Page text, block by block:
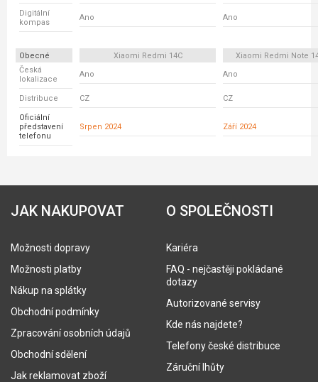
Digitální
kompas
Ano Ano
Obecné Xiaomi Redmi 14C
Xiaomi Redmi Note
Česká
lokalizace
Ano Ano
Distribuce CZ CZ
Oficiální
představení
telefonu
Srpen 2024 Září 2024
JAK NAKUPOVAT
Možnosti dopravy
Možnosti platby
Nákup na splátky
Obchodní podmínky
Zpracování osobních údajů
Obchodní sdělení
Jak reklamovat zboží
O SPOLEČNOSTI
Kariéra
FAQ - nejčastěji pokládané
dotazy
Autorizované servisy
Kde nás najdete?
Telefony české distribuce
Záruční lhůty